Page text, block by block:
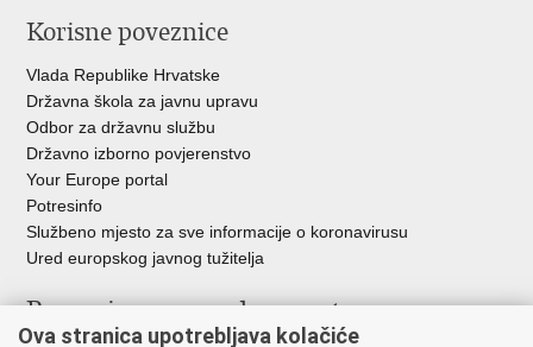
Korisne poveznice
Vlada Republike Hrvatske
Državna škola za javnu upravu
Odbor za državnu službu
Državno izborno povjerenstvo
Your Europe portal
Potresinfo
Službeno mjesto za sve informacije o koronavirusu
Ured europskog javnog tužitelja
Poveznice pravosudnog sustava
Ova stranica upotrebljava kolačiće